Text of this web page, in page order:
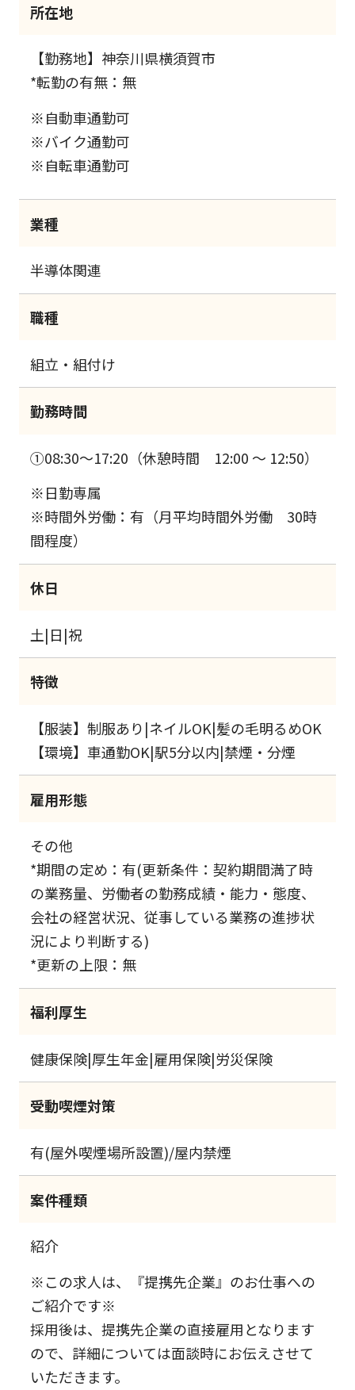
所在地
【勤務地】神奈川県横須賀市
*転勤の有無：無
※自動車通勤可
※バイク通勤可
※自転車通勤可
業種
半導体関連
職種
組立・組付け
勤務時間
①08:30～17:20（休憩時間 12:00 ～ 12:50）
※日勤専属
※時間外労働：有（月平均時間外労働 30時
間程度）
休日
土|日|祝
特徴
【服装】制服あり|ネイルOK|髪の毛明るめOK
【環境】車通勤OK|駅5分以内|禁煙・分煙
雇用形態
その他
*期間の定め：有(更新条件：契約期間満了時
の業務量、労働者の勤務成績・能力・態度、
会社の経営状況、従事している業務の進捗状
況により判断する)
*更新の上限：無
福利厚生
健康保険|厚生年金|雇用保険|労災保険
受動喫煙対策
有(屋外喫煙場所設置)/屋内禁煙
案件種類
紹介
※この求人は、『提携先企業』のお仕事への
ご紹介です※
採用後は、提携先企業の直接雇用となります
ので、詳細については面談時にお伝えさせて
いただきます。